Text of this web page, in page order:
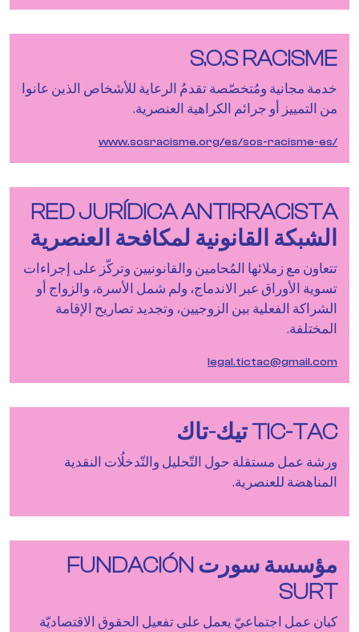
S.O.S RACISME
خدمة مجانية ومُتخصّصة تقدمُ الرعاية للأشخاص الذين عانوا
من التمييز أو جرائم الكراهية العنصرية.
/www.sosracisme.org/es/sos-racisme-es
RED JURÍDICA ANTIRRACISTA
الشبكة القانونية لمكافحة العنصرية
تتعاون مع زملائها المُحامين والقانونيين وتركّز على إجراءات
تسوية الأوراق عبر الاندماج، ولم شمل الأسرة، والزواج أو
الشراكة الفعلية بين الزوجيين، وتجديد تصاريح الإقامة
المختلفة.
legal.tictac@gmail.com
TIC-TAC تيك-تاك
ورشة عمل مستقلة حول التّحليل والتّدخلُات النقدية
المناهضة للعنصرية.
مؤسسة سورت FUNDACIÓN
SURT
كيان عمل اجتماعيّ يعمل على تفعيل الحقوق الاقتصاديّة